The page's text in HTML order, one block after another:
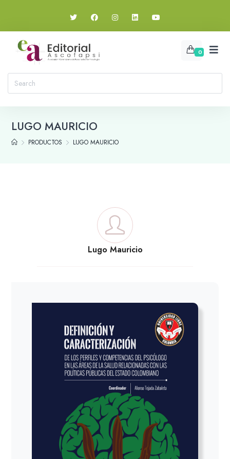
0
LUGO MAURICIO
PRODUCTOS LUGO MAURICIO
Lugo Mauricio